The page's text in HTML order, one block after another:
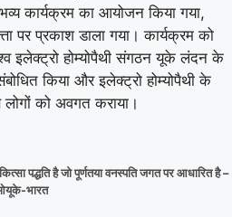
कार्यक्रम का आयोजन किया गया,
पर प्रकाश डाला गया। कार्यक्रम को
इलेक्ट्रो होम्योपैथी संगठन यूके लंदन के
किया और इलेक्ट्रो होम्योपैथी के
को अवगत कराया।
पद्धति है जो पूर्णतया वनस्पति जगत पर आधारित है –
भारत